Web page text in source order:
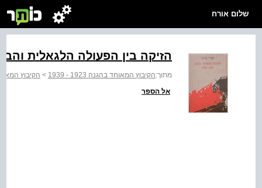
שלום אורח
הזיקה בין הפעולה הלגאלית
מתוך:הקיבוץ המאוחד בהגנה 1923 - 1939 > הקיבוץ המאוחד
אל הספר